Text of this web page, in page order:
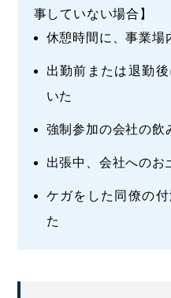
事していない場合】
休憩時間に、事業場
出勤前または退勤
いた
強制参加の会社の飲
出張中、会社へのお
ケガをした同僚の
た